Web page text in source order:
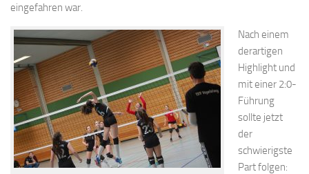
eingefahren war.
Nach einem
derartigen
Highlight und
mit einer 2:0-
Führung
sollte jetzt
der
schwierigste
Part folgen: